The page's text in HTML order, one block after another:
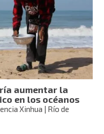
aumentar la
en los océanos
Xinhua | Río de